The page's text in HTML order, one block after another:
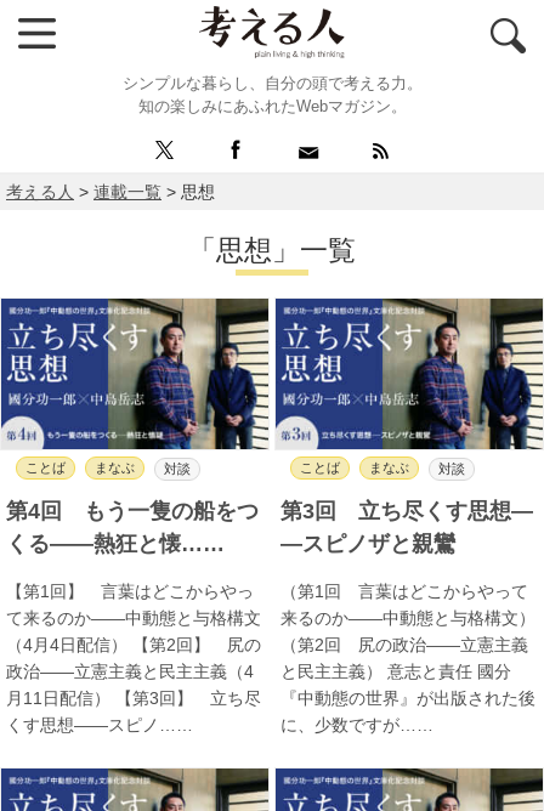
シンプルな暮らし、自分の頭で考える力。
知の楽しみにあふれたWebマガジン。
考える人 > 連載一覧 > 思想
「思想」一覧
ことば まなぶ 対談
第4回 もう一隻の船をつ
くる――熱狂と懐……
【第1回】 言葉はどこからやっ
て来るのか――中動態と与格構文
（4月4日配信） 【第2回】 尻の
政治――立憲主義と民主主義（4
月11日配信） 【第3回】 立ち尽
くす思想――スピノ……
ことば まなぶ 対談
第3回 立ち尽くす思想―
―スピノザと親鸞
（第1回 言葉はどこからやって
来るのか――中動態と与格構文）
（第2回 尻の政治――立憲主義
と民主主義） 意志と責任 國分
『中動態の世界』が出版された後
に、少数ですが……